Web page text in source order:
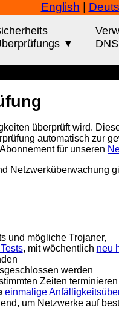
English
▼
überprüft wird.
automatisch zur
für unseren
und mögliche Trojaner,
, mit wöchentlich neu
werden
Zeiten terminieren
einmalige
um Netzwerke auf